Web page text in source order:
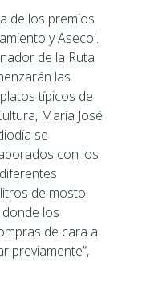
de los premios
y Asecol.
de la Ruta
las
típicos de
María José
se
con los
de mosto.
los
de cara a
previamente”,